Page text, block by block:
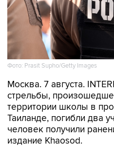
Фото: Prasit Supho/Getty Images
Москва. 7 августа.
стрельбы,
территории школы в
Таиланде, погибли два
человек получили
издание Khaosod.